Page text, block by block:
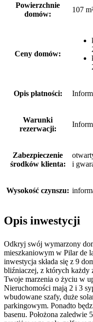
Powierzchnie
domów:
107
Ceny domów:
Opis płatności:
Warunki
rezerwacji:
Zabezpieczenie
środków klienta:
i
Wysokość czynszu:
Opis inwestycji
Odkryj swój wymarzony
mieszkaniowym w Pilar de
inwestycja składa się z 9
bliźniaczej, z których każdy
Twoje marzenia o życiu w
Nieruchomości mają 2 i 3
wbudowane szafy, duże
parkingowym. Ponadto
basenu. Położona zaledwie